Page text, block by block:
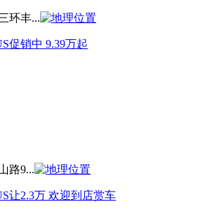
环丰...
促销中 9.39万起
路9...
让2.3万 欢迎到店赏车